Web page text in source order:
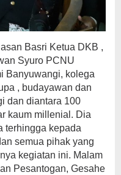
Basri Ketua DKB ,
Syuro PCNU
Banyuwangi, kolega
, budayawan dan
dan diantara 100
kaum millenial. Dia
terhingga kepada
semua pihak yang
kegiatan ini. Malam
Pesantogan, Gesahe